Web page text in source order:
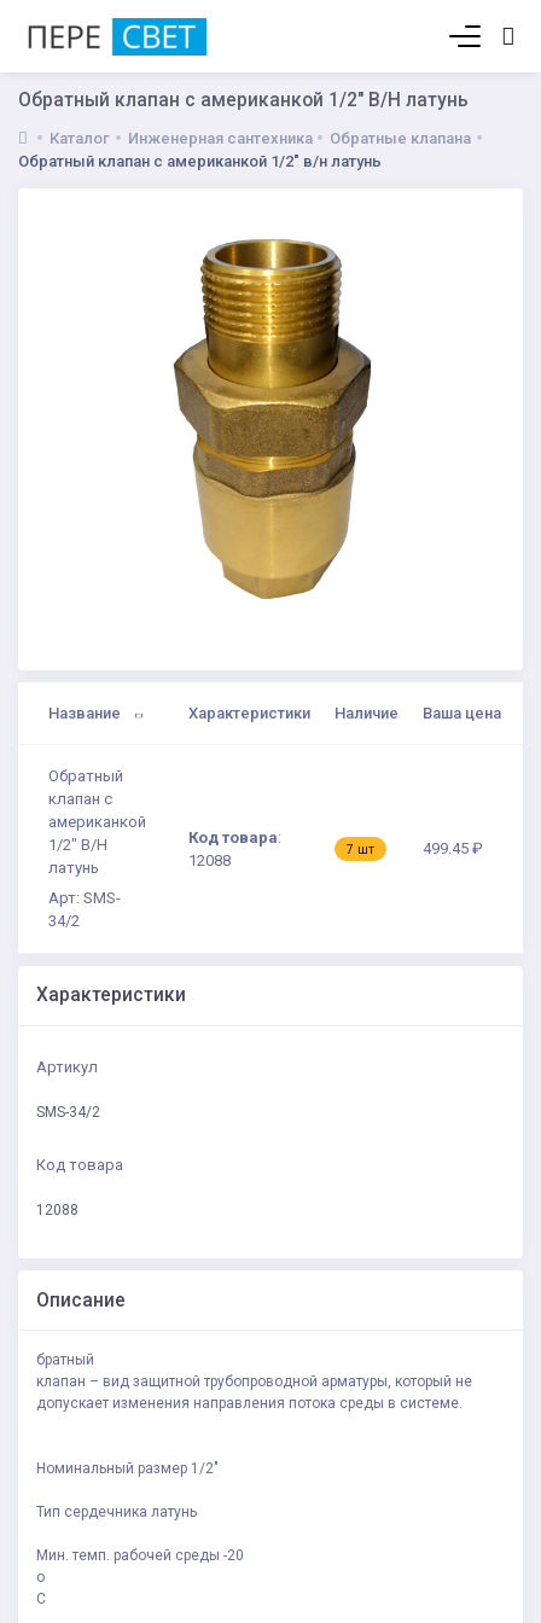
Обратный клапан с американкой 1/2" В/Н латунь
Каталог Инженерная сантехника
Обратные клапана
Обратный клапан с американкой 1/2" в/н латунь
Название Характеристики Наличие Ваша цена
Обратный
клапан с
американкой
1/2" В/Н
латунь
Арт: SMS-
34/2
Код товара:
12088
7 шт 499.45 ₽
Характеристики
Артикул
SMS-34/2
Код товара
12088
Описание
братный
клапан – вид защитной трубопроводной арматуры, который не
допускает изменения направления потока среды в системе.
Номинальный размер 1/2"
Тип сердечника латунь
Мин. темп. рабочей среды -20
о
С